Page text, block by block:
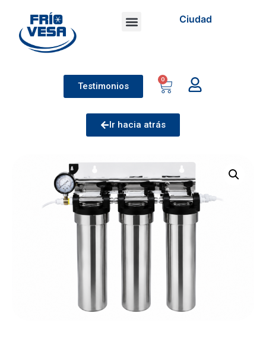
Ciudad
Testimonios
0
Ir hacia atrás